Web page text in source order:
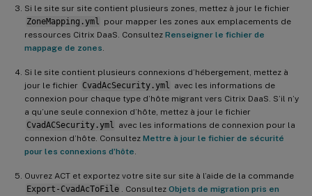
Si le site sur site contient plusieurs zones, mettez à jour le fichier
ZoneMapping.yml pour mapper les zones aux emplacements de
ressources Citrix DaaS. Consultez Renseigner le fichier de
mappage de zones.
Si le site contient plusieurs connexions d’hébergement, mettez à
jour le fichier CvadAcSecurity.yml avec les informations de
connexion pour chaque type d’hôte migrant vers Citrix DaaS. S’il n’y
a qu’une seule connexion d’hôte, mettez à jour le fichier
CvadACSecurity.yml avec les informations de connexion pour la
connexion d’hôte. Consultez Mettre à jour le fichier de sécurité
pour les connexions d’hôte.
Ouvrez ACT et exportez votre site sur site à l’aide de la commande
Export-CvadAcToFile . Consultez Objets de migration pris en